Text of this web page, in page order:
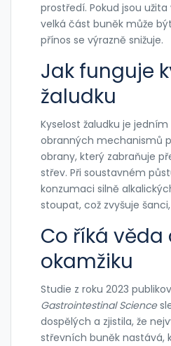
prostředí. Pokud jsou
velká část buněk může
přínos se výrazně snižuje.
Jak funguje
žaludku
Kyselost žaludku je jedním
obranných mechanismů
obrany, který zabraňuje
střev. Při soustavném
konzumaci silně
stoupat, což zvyšuje
Co říká
okamžiku
Studie z roku 2023
Gastrointestinal Science
dospělých a zjistila, že
střevních buněk nastává,